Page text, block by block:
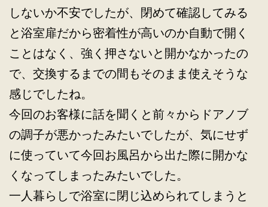
しないか不安でしたが、閉めて確認してみる
と浴室扉だから密着性が高いのか自動で開く
ことはなく、強く押さないと開かなかったの
で、交換するまでの間もそのまま使えそうな
感じでしたね。
今回のお客様に話を聞くと前々からドアノブ
の調子が悪かったみたいでしたが、気にせず
に使っていて今回お風呂から出た際に開かな
くなってしまったみたいでした。
一人暮らしで浴室に閉じ込められてしまうと